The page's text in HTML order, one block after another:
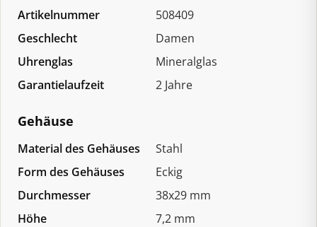
Artikelnummer
508409
Geschlecht
Damen
Uhrenglas
Mineralglas
Garantielaufzeit
2 Jahre
Gehäuse
Material des Gehäuses
Stahl
Form des Gehäuses
Eckig
Durchmesser
38x29 mm
Höhe
7,2 mm